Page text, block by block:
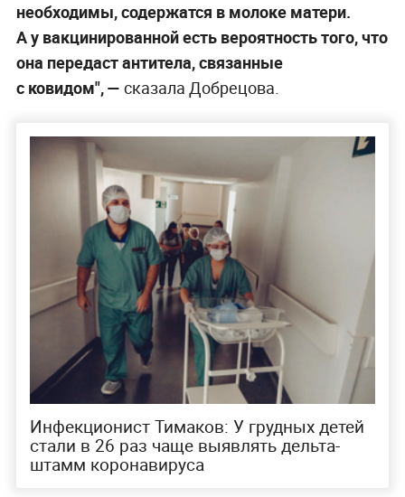
необходимы, содержатся в молоке матери.
А у вакцинированной есть вероятность того, что
она передаст антитела, связанные
с ковидом", — сказала Добрецова.
Инфекционист Тимаков: У грудных детей
стали в 26 раз чаще выявлять дельта-
штамм коронавируса